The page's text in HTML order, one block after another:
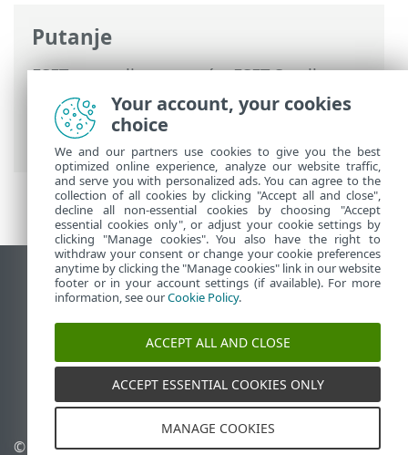
Putanje
ESET-ova online pomoć>ESET Small
Business Security>Rad s programom
ESET Small Business Security
Podešavanje
> Uvoz i izvoz postavki
Prikaži stranicu za radnu površinu
End of Life
ESET-ova baza znanja
ESET Status Portal
Regionalna podrška
© 1992 - 2026 ESET, spol. s Upravljanje kolačićima
Your account, your cookies
choice
We and our partners use cookies to give you the best
optimized online experience, analyze our website traffic,
and serve you with personalized ads. You can agree to the
collection of all cookies by clicking "Accept all and close",
decline all non-essential cookies by choosing "Accept
essential cookies only", or adjust your cookie settings by
clicking "Manage cookies". You also have the right to
withdraw your consent or change your cookie preferences
anytime by clicking the "Manage cookies" link in our website
footer or in your account settings (if available). For more
information, see ourCookie Policy.
ACCEPT ALL AND CLOSE
ACCEPT ESSENTIAL COOKIES ONLY
MANAGE COOKIES